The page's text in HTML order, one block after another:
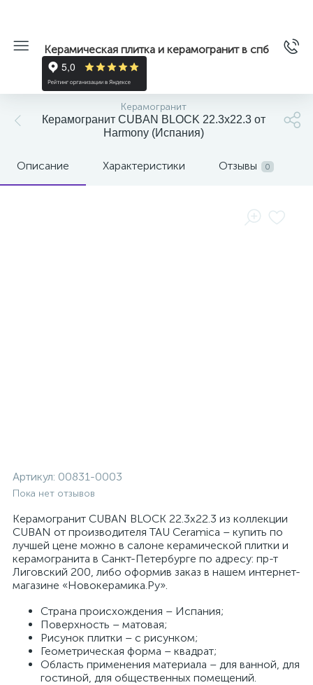
Керамическая плитка и керамогранит в спб
Керамогранит
Керамогранит CUBAN BLOCK 22.3x22.3 от
Harmony (Испания)
Описание Характеристики Отзывы 0
Артикул: 00831-0003
Пока нет отзывов
Керамогранит CUBAN BLOCK 22.3x22.3 из коллекции
CUBAN от производителя TAU Ceramica – купить по
лучшей цене можно в салоне керамической плитки и
керамогранита в Санкт-Петербурге по адресу: пр-т
Лиговский 200, либо оформив заказ в нашем интернет-
магазине «Новокерамика.Ру».
Страна происхождения – Испания;
Поверхность – матовая;
Рисунок плитки – с рисунком;
Геометрическая форма – квадрат;
Область применения материала – для ванной, для
гостиной, для общественных помещений.